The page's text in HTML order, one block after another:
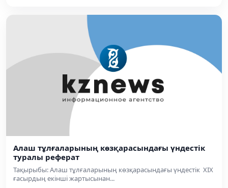
Алаш тұлғаларының көзқарасындағы үндестік
туралы реферат
Тақырыбы: Алаш тұлғаларының көзқарасындағы үндестік XIX
ғасырдың екінші жартысынан...